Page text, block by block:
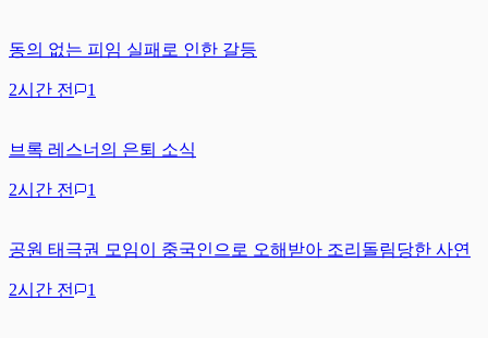
동의 없는 피임 실패로 인한 갈등
2시간 전 1
브록 레스너의 은퇴 소식
2시간 전 1
공원 태극권 모임이 중국인으로 오해받아 조리돌림당한 사연
2시간 전 1